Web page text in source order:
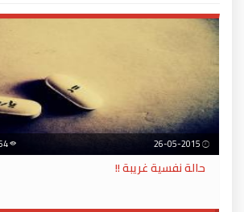
حالة نفسية غريبة !!